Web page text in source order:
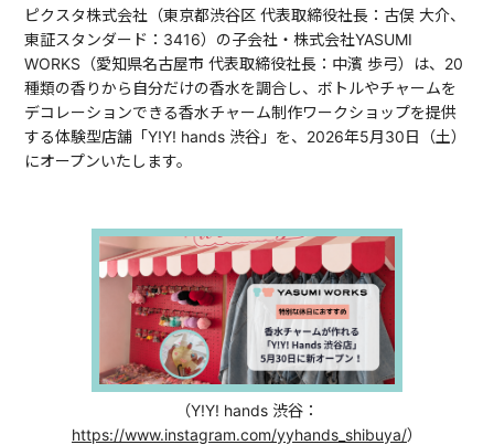
ピクスタ株式会社（東京都渋谷区 代表取締役社長：古俣 大介、
東証スタンダード：3416）の子会社・株式会社YASUMI
WORKS（愛知県名古屋市 代表取締役社長：中濱 歩弓）は、20
種類の香りから自分だけの香水を調合し、ボトルやチャームを
デコレーションできる香水チャーム制作ワークショップを提供
する体験型店舗「Y!Y! hands 渋谷」を、2026年5月30日（土）
にオープンいたします。
（Y!Y! hands 渋谷：
https://www.instagram.com/yyhands_shibuya/）